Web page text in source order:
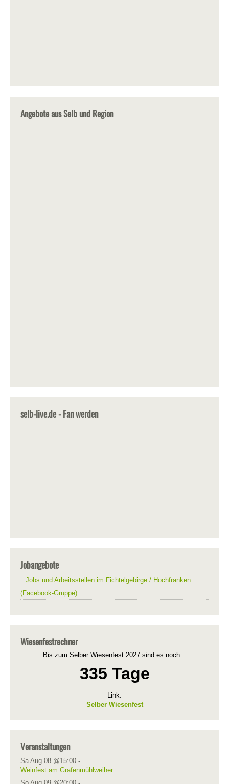
Angebote aus Selb und Region
selb-live.de - Fan werden
Jobangebote
Jobs und Arbeitsstellen im Fichtelgebirge / Hochfranken
(Facebook-Gruppe)
Wiesenfestrechner
Bis zum Selber Wiesenfest 2027 sind es noch...
335 Tage
Link:
Selber Wiesenfest
Veranstaltungen
Sa Aug 08 @15:00 -
Weinfest am Grafenmühlweiher